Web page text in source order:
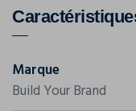
Marque
Build Your Brand